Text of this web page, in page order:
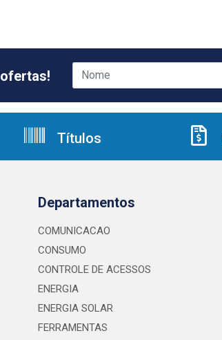
Títulos
Departamentos
COMUNICACAO
CONSUMO
CONTROLE DE ACESSOS
ENERGIA
ENERGIA SOLAR
FERRAMENTAS